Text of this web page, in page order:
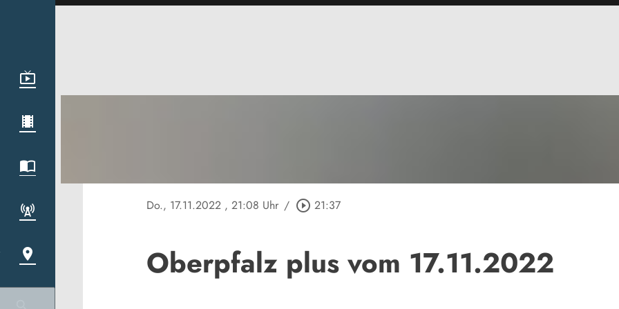
Do., 17.11.2022 , 21:08 Uhr / play_circle_outline 21:37
Oberpfalz plus vom 17.11.2022